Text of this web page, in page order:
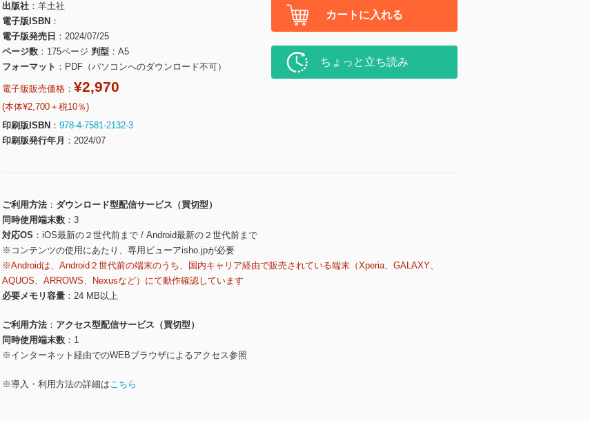
出版社
羊土社
電子版ISBN
電子版発売日
2024/07/25
ページ数
175ページ 判型
A5
フォーマット
PDF（パソコンへのダウンロード不可）
電子版販売価格： ¥2,970
(本体¥2,700＋税10％)
印刷版ISBN
978-4-7581-2132-3
印刷版発行年月
2024/07
カートに入れる
ちょっと立ち読み
ご利用方法
ダウンロード型配信サービス（買切型）
同時使用端末数
3
対応OS
iOS最新の２世代前まで / Android最新の２世代前まで
※コンテンツの使用にあたり、専用ビューアisho.jpが必要
※Androidは、Android２世代前の端末のうち、国内キャリア経由で販売されている端末（Xperia、GALAXY、
AQUOS、ARROWS、Nexusなど）にて動作確認しています
必要メモリ容量
24 MB以上
ご利用方法
アクセス型配信サービス（買切型）
同時使用端末数
1
※インターネット経由でのWEBブラウザによるアクセス参照
※導入・利用方法の詳細はこちら